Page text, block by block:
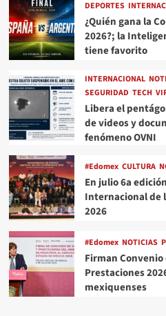
DEPORTES
¿Quién gana la
2026?; la
tiene favorito
INTERNACIONAL
SEGURIDAD TECH
Libera el
de videos y
fenómeno OVNI
#Edomex CULTURA
En julio 6a
Internacional de
2026
#Edomex NOTICIAS
Firman Convenio
Prestaciones
mexiquenses